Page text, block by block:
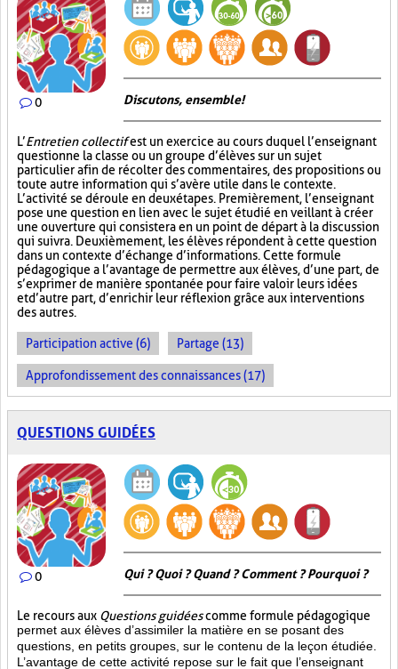
0 Discutons, ensemble!
L’Entretien collectifest un exercice au cours duquel l’enseignant
questionne la classe ou un groupe d’élèves sur un sujet
particulier afin de récolter des commentaires, des propositions ou
toute autre information qui s’avère utile dans le contexte.
L’activité se déroule en deux étapes. Premièrement, l’enseignant
pose une question en lien avec le sujet étudié en veillant à créer
une ouverture qui consistera en un point de départ à la discussion
qui suivra. Deuxièmement, les élèves répondent à cette question
dans un contexte d’échange d’informations. Cette formule
pédagogique a l’avantage de permettre aux élèves, d’une part, de
s’exprimer de manière spontanée pour faire valoir leurs idées
et d’autre part, d’enrichir leur réflexion grâce aux interventions
des autres.
Participation active (6) Partage (13)
Approfondissement des connaissances (17)
QUESTIONS GUIDÉES
0 Qui ? Quoi ? Quand ? Comment ? Pourquoi ?
Le recours aux Questions guidéescomme formule pédagogique
permet aux élèves d’assimiler la matière en se posant des
questions, en petits groupes, sur le contenu de la leçon étudiée.
L’avantage de cette activité repose sur le fait que l’enseignant